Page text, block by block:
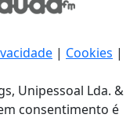
| Cookies |
Unipessoal Lda. &
consentimento é